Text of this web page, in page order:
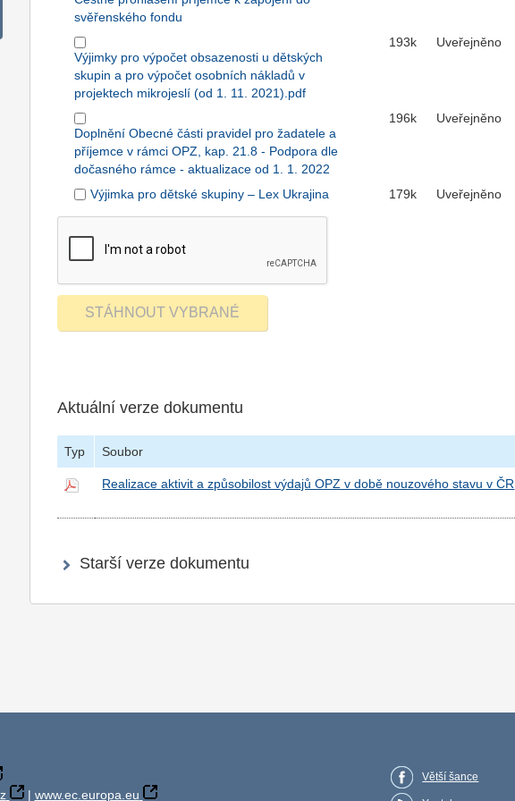
svěřenského fondu
Výjimky pro výpočet obsazenosti u dětských
skupin a pro výpočet osobních nákladů v
projektech mikrojeslí (od 1. 11. 2021).pdf
193k Uveřejněno
Doplnění Obecné části pravidel pro žadatele a
příjemce v rámci OPZ, kap. 21.8 - Podpora dle
dočasného rámce - aktualizace od 1. 1. 2022
196k Uveřejněno
Výjimka pro dětské skupiny – Lex Ukrajina 179k Uveřejněno
Aktuální verze dokumentu
Typ Soubor
Realizace aktivit a způsobilost výdajů OPZ v době nouzového stavu v ČR
Starší verze dokumentu
| www.ec.europa.eu
Větší šance